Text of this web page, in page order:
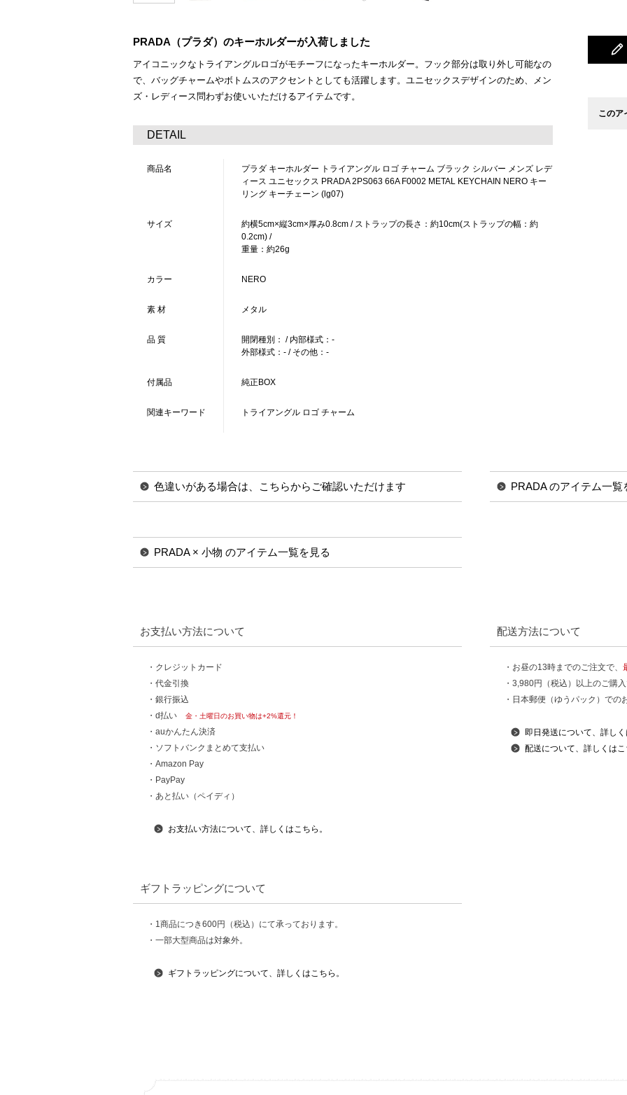
PRADA（プラダ）のキーホルダーが入荷しました
アイコニックなトライアングルロゴがモチーフになったキーホルダー。フック部分は取り外し可能なの
で、バッグチャームやボトムスのアクセントとしても活躍します。ユニセックスデザインのため、メン
ズ・レディース問わずお使いいただけるアイテムです。
DETAIL
商品名
プラダ キーホルダー トライアングル ロゴ チャーム ブラック シルバー メンズ レデ
ィース ユニセックス PRADA 2PS063 66A F0002 METAL KEYCHAIN NERO キー
リング キーチェーン (lg07)
サイズ
約横5cm×縦3cm×厚み0.8cm / ストラップの長さ：約10cm(ストラップの幅：約
0.2cm) /
重量：約26g
カラー NERO
素 材 メタル
品 質
開閉種別： / 内部様式：-
外部様式：- / その他：-
付属品 純正BOX
関連キーワード トライアングル ロゴ チャーム
このア
色違いがある場合は、こちらからご確認いただけます PRADA のアイテム一覧
PRADA × 小物 のアイテム一覧を見る
お支払い方法について
・クレジットカード
・代金引換
・銀行振込
・d払い
金・土曜日のお買い物は+2%還元！
・auかんたん決済
・ソフトバンクまとめて支払い
・Amazon Pay
・PayPay
・あと払い（ペイディ）
お支払い方法について、詳しくはこちら。
配送方法について
・お昼の13時までのご注文で、
・3,980円（税込）以上のご購
・日本郵便（ゆうパック）での
即日発送について、詳し
配送について、詳しくは
ギフトラッピングについて
・1商品につき600円（税込）にて承っております。
・一部大型商品は対象外。
ギフトラッピングについて、詳しくはこちら。